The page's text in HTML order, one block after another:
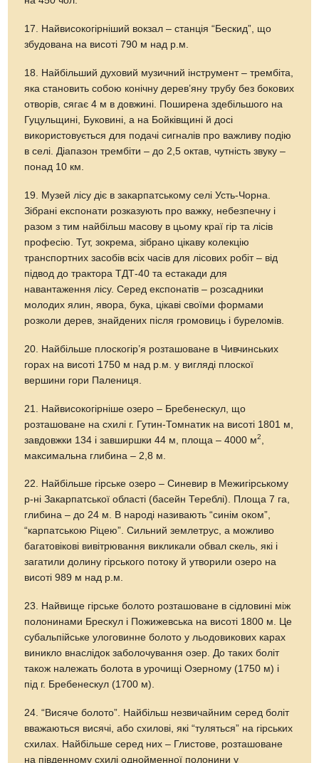
17. Найвисокогірніший вокзал – станція “Бескид”, що
збудована на висоті 790 м над р.м.
18. Найбільший духовий музичний інструмент – трембіта,
яка становить собою конічну дерев’яну трубу без бокових
отворів, сягає 4 м в довжині. Поширена здебільшого на
Гуцульщині, Буковині, а на Бойківщині й досі
використовується для подачі сигналів про важливу подію
в селі. Діапазон трембіти – до 2,5 октав, чутність звуку –
понад 10 км.
19. Музей лісу діє в закарпатському селі Усть-Чорна.
Зібрані експонати розказують про важку, небезпечну і
разом з тим найбільш масову в цьому краї гір та лісів
професію. Тут, зокрема, зібрано цікаву колекцію
транспортних засобів всіх часів для лісових робіт – від
підвод до трактора ТДТ-40 та естакади для
навантаження лісу. Серед експонатів – розсадники
молодих ялин, явора, бука, цікаві своїми формами
розколи дерев, знайдених після громовиць і буреломів.
20. Найбільше плоскогір’я розташоване в Чивчинських
горах на висоті 1750 м над р.м. у вигляді плоскої
вершини гори Палениця.
21. Найвисокогірніше озеро – Бребенескул, що
розташоване на схилі г. Гутин-Томнатик на висоті 1801 м,
завдовжки 134 і завширшки 44 м, площа – 4000 м2
максимальна глибина – 2,8 м.
22. Найбільше гірське озеро – Синевир в Межигірському
р-ні Закарпатської області (басейн Тереблі). Площа 7 га,
глибина – до 24 м. В народі називають “синім оком”,
“карпатською Ріцею”. Сильний землетрус, а можливо
багатовікові вивітрювання викликали обвал скель, які і
загатили долину гірського потоку й утворили озеро на
висоті 989 м над р.м.
23. Найвище гірське болото розташоване в сідловині між
полонинами Брескул і Пожижевська на висоті 1800 м. Це
субальпійське улоговинне болото у льодовикових карах
виникло внаслідок заболочування озер. До таких боліт
також належать болота в урочищі Озерному (1750 м) і
під г. Бребенескул (1700 м).
24. “Висяче болото”. Найбільш незвичайним серед боліт
вважаються висячі, або схилові, які “туляться” на гірських
схилах. Найбільше серед них – Глистове, розташоване
на південному схилі однойменної полонини у